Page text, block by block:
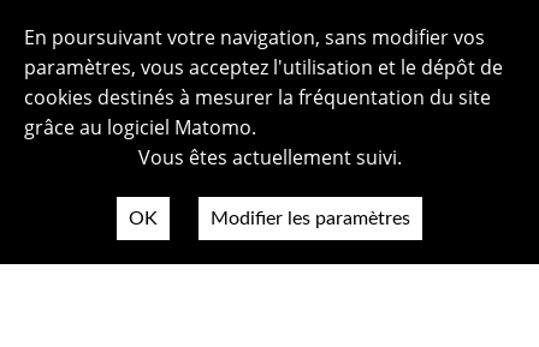
En poursuivant votre navigation, sans modifier vos
paramètres, vous acceptez l'utilisation et le dépôt de
cookies destinés à mesurer la fréquentation du site
grâce au logiciel Matomo.
Vous êtes actuellement suivi.
OK Modifier les paramètres